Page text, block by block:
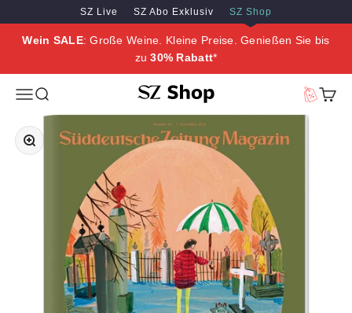
Zum Inhalt springen
Zum Hauptinhalt springen
SZ Live SZ Abo Exklusiv SZ Shop
Wein SALE: Große Weine. Kleine Preise. Genießen Sie bis
zu30% Rabatt*
MenüSuche SZ Erleben
Bild vergrößern